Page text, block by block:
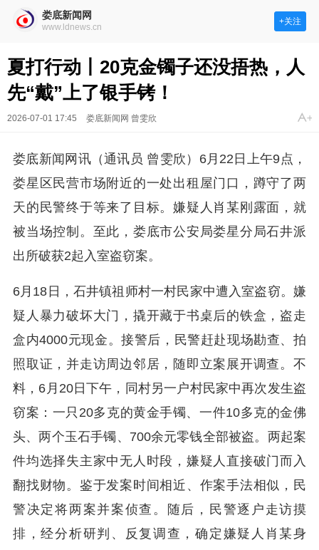
娄底新闻网
www.ldnews.cn
+关注
夏打行动丨20克金镯子还没捂热，人
先“戴”上了银手铐！
2026-07-01 17:45 娄底新闻网 曾雯欣
娄底新闻网讯（通讯员 曾雯欣）6月22日上午9点，
娄星区民营市场附近的一处出租屋门口，蹲守了两
天的民警终于等来了目标。嫌疑人肖某刚露面，就
被当场控制。至此，娄底市公安局娄星分局石井派
出所破获2起入室盗窃案。
6月18日，石井镇祖师村一村民家中遭入室盗窃。嫌
疑人暴力破坏大门，撬开藏于书桌后的铁盒，盗走
盒内4000元现金。接警后，民警赶赴现场勘查、拍
照取证，并走访周边邻居，随即立案展开调查。不
料，6月20日下午，同村另一户村民家中再次发生盗
窃案：一只20多克的黄金手镯、一件10多克的金佛
头、两个玉石手镯、700余元零钱全部被盗。两起案
件均选择失主家中无人时段，嫌疑人直接破门而入
翻找财物。鉴于发案时间相近、作案手法相似，民
警决定将两案并案侦查。随后，民警逐户走访摸
排，经分析研判、反复调查，确定嫌疑人肖某身